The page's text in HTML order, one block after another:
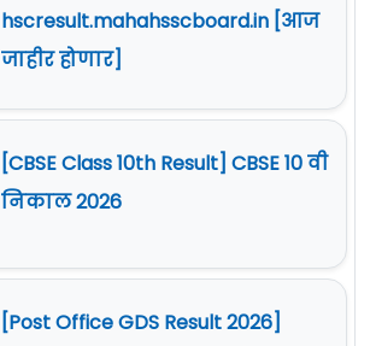
hscresult.mahahsscboard.in [आज
जाहीर होणार]
[CBSE Class 10th Result] CBSE 10 वी
निकाल 2026
[Post Office GDS Result 2026]